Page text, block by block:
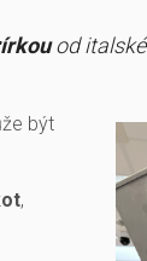
od
být
,